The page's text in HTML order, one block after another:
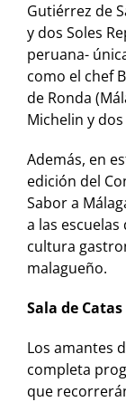
Gutiérrez de
y dos Soles
peruana-
como el chef
de Ronda
Michelin y
Además, en
edición del
Sabor a
a las
cultura
malagueño.
Sala de Catas
Los amantes
completa
que